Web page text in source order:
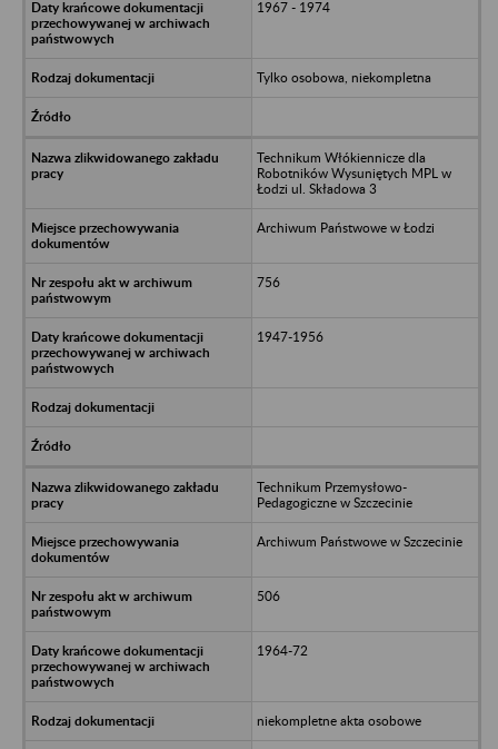
1967 - 1974
Tylko osobowa, niekompletna
Technikum Włókiennicze dla
Robotników Wysuniętych MPL w
Łodzi ul. Składowa 3
Archiwum Państwowe w Łodzi
756
1947-1956
Technikum Przemysłowo-
Pedagogiczne w Szczecinie
Archiwum Państwowe w Szczecinie
506
1964-72
niekompletne akta osobowe